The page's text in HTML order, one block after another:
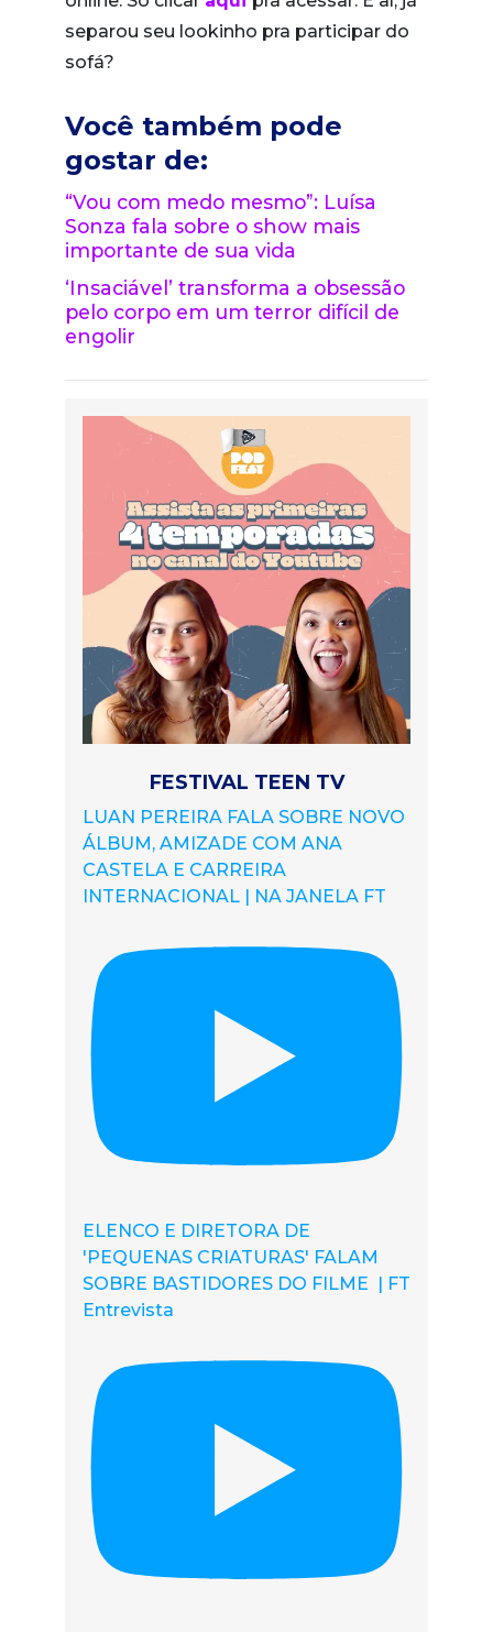
separou seu lookinho pra participar do
sofá?
Você também pode
gostar de:
“Vou com medo mesmo”: Luísa
Sonza fala sobre o show mais
importante de sua vida
‘Insaciável’ transforma a obsessão
pelo corpo em um terror difícil de
engolir
FESTIVAL TEEN TV
LUAN PEREIRA FALA SOBRE NOVO
ÁLBUM, AMIZADE COM ANA
CASTELA E CARREIRA
INTERNACIONAL | NA JANELA FT
ELENCO E DIRETORA DE
'PEQUENAS CRIATURAS' FALAM
SOBRE BASTIDORES DO FILME | FT
Entrevista